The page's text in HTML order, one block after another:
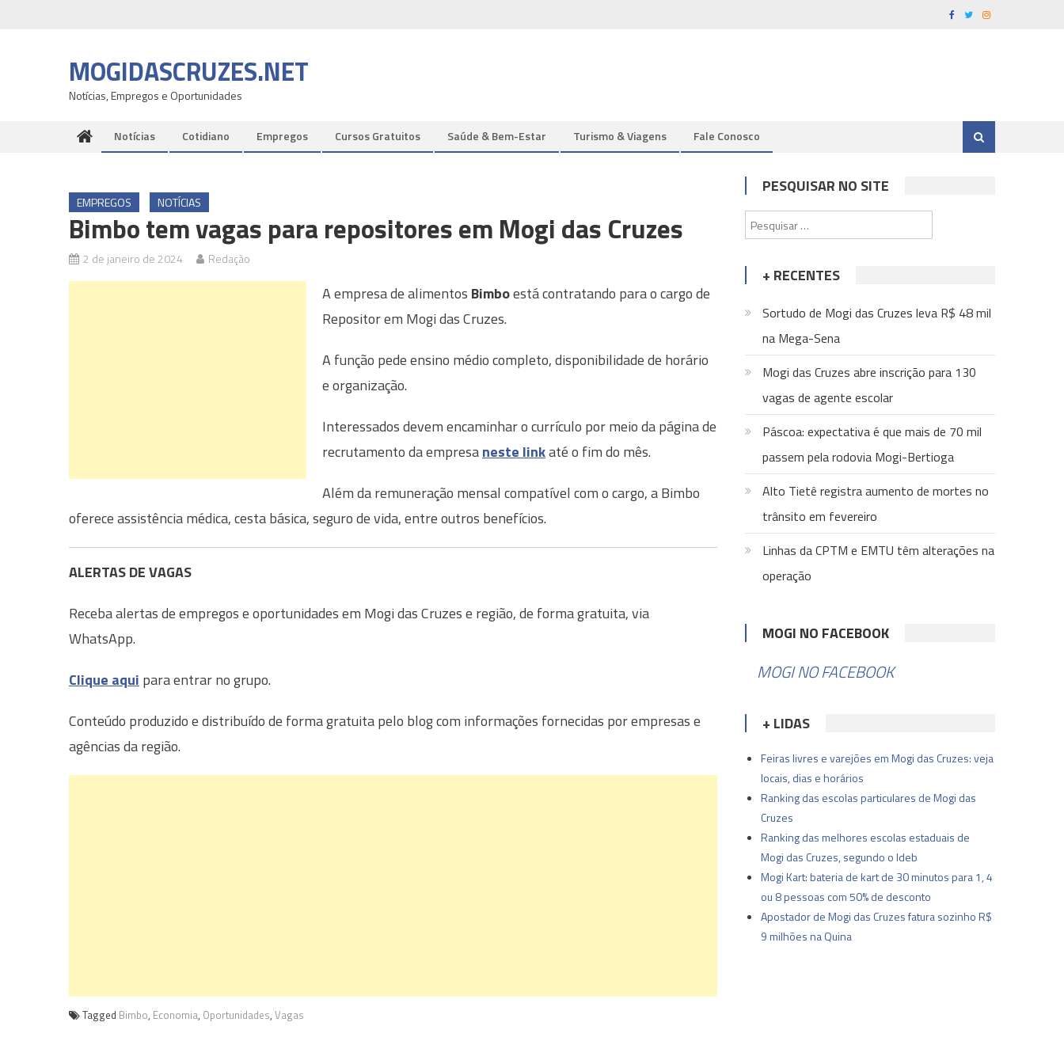
MOGIDASCRUZES.NET
Notícias, Empregos e Oportunidades
Notícias Cotidiano Empregos Cursos Gratuitos Saúde & Bem-Estar Turismo & Viagens Fale Conosco
EMPREGOS NOTÍCIAS
Bimbo tem vagas para repositores em Mogi das Cruzes
2 de janeiro de 2024 Redação
A empresa de alimentos Bimboestá contratando para o cargo de
Repositor em Mogi das Cruzes.
A função pede ensino médio completo, disponibilidade de horário
e organização.
Interessados devem encaminhar o currículo por meio da página de
recrutamento da empresaneste linkaté o fim do mês.
Além da remuneração mensal compatível com o cargo, a Bimbo
oferece assistência médica, cesta básica, seguro de vida, entre outros benefícios.
ALERTAS DE VAGAS
Receba alertas de empregos e oportunidades em Mogi das Cruzes e região, de forma gratuita, via
WhatsApp.
Clique aqui para entrar no grupo.
Conteúdo produzido e distribuído de forma gratuita pelo blog com informações fornecidas por empresas e
agências da região.
Tagged Bimbo, Economia, Oportunidades, Vagas
PESQUISAR NO SITE
por:
+ RECENTES
Sortudo de Mogi das Cruzes leva R$ 48 mil
na Mega-Sena
Mogi das Cruzes abre inscrição para 130
vagas de agente escolar
Páscoa: expectativa é que mais de 70 mil
passem pela rodovia Mogi-Bertioga
Alto Tietê registra aumento de mortes no
trânsito em fevereiro
Linhas da CPTM e EMTU têm alterações na
operação
MOGI NO FACEBOOK
MOGI NO FACEBOOK
+ LIDAS
Feiras livres e varejões em Mogi das Cruzes: veja
locais, dias e horários
Ranking das escolas particulares de Mogi das
Cruzes
Ranking das melhores escolas estaduais de
Mogi das Cruzes, segundo o Ideb
Mogi Kart: bateria de kart de 30 minutos para 1, 4
ou 8 pessoas com 50% de desconto
Apostador de Mogi das Cruzes fatura sozinho R$
9 milhões na Quina